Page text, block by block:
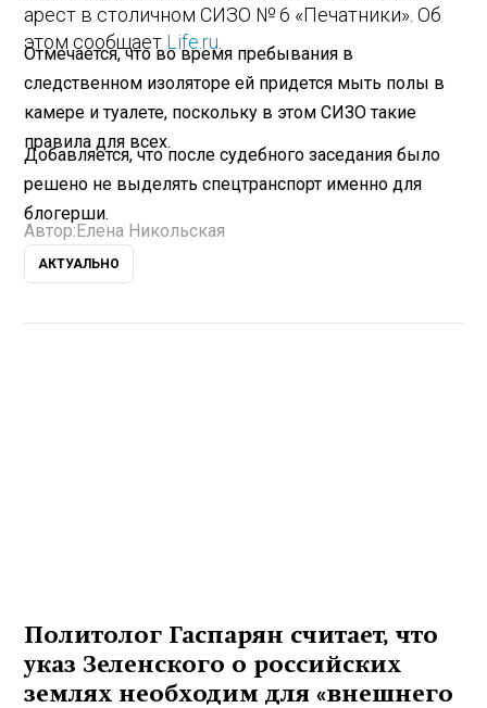
арест в столичном СИЗО № 6 «Печатники». Об
этом сообщает Life.ru
Отмечается, что во время пребывания в
следственном изоляторе ей придется мыть полы в
камере и туалете, поскольку в этом СИЗО такие
правила для всех.
Добавляется, что после судебного заседания было
решено не выделять спецтранспорт именно для
блогерши.
Автор: Елена Никольская
АКТУАЛЬНО
Политолог Гаспарян считает, что
указ Зеленского о российских
землях необходим для «внешнего